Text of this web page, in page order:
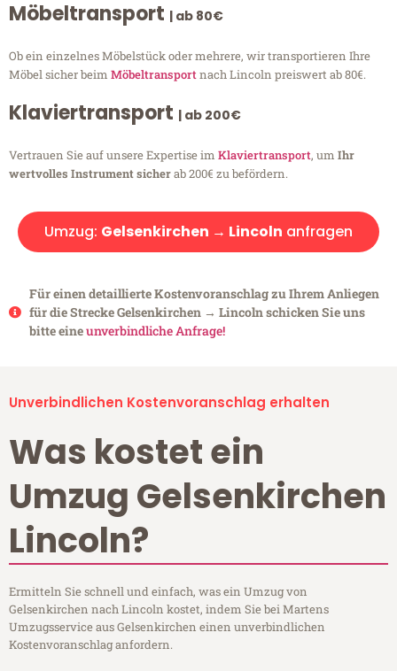
Möbeltransport | ab 80€
Ob ein einzelnes Möbelstück oder mehrere, wir transportieren Ihre
Möbel sicher beim Möbeltransportnach Lincoln preiswert ab 80€.
Klaviertransport | ab 200€
Vertrauen Sie auf unsere Expertise im Klaviertransport, um Ihr
wertvolles Instrument sicherab 200€ zu befördern.
Umzug: Gelsenkirchen → Lincoln anfragen
Für einen detaillierte Kostenvoranschlag zu Ihrem Anliegen
für die Strecke Gelsenkirchen → Lincoln schicken Sie uns
bitte eineunverbindliche Anfrage!
Unverbindlichen Kostenvoranschlag erhalten
Was kostet ein
Umzug Gelsenkirchen
Lincoln?
Ermitteln Sie schnell und einfach, was ein Umzug von
Gelsenkirchen nach Lincoln kostet, indem Sie bei Martens
Umzugsservice aus Gelsenkirchen einen unverbindlichen
Kostenvoranschlag anfordern.